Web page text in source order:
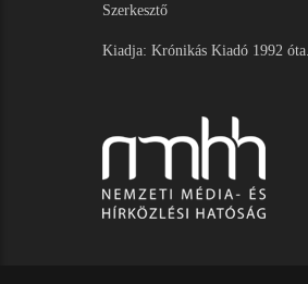
Szerkesztő
Kiadja: Krónikás Kiadó 1992 óta.